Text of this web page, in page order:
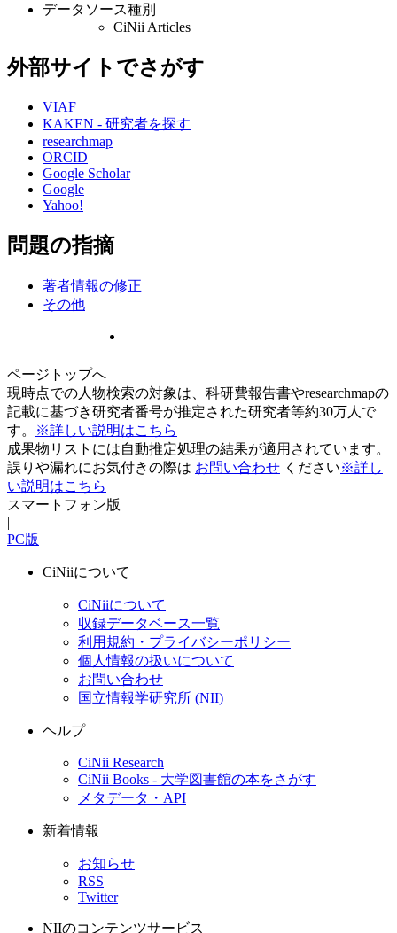
データソース種別
CiNii Articles
外部サイトでさがす
VIAF
KAKEN - 研究者を探す
researchmap
ORCID
Google Scholar
Google
Yahoo!
問題の指摘
著者情報の修正
その他
ページトップへ
現時点での人物検索の対象は、科研費報告書やresearchmapの
記載に基づき研究者番号が推定された研究者等約30万人で
す。
※詳しい説明はこちら
成果物リストには自動推定処理の結果が適用されています。
誤りや漏れにお気付きの際は お問い合わせ ください※詳し
い説明はこちら
スマートフォン版
|
PC版
CiNiiについて
CiNiiについて
収録データベース一覧
利用規約・プライバシーポリシー
個人情報の扱いについて
お問い合わせ
国立情報学研究所 (NII)
ヘルプ
CiNii Research
CiNii Books - 大学図書館の本をさがす
メタデータ・API
新着情報
お知らせ
RSS
Twitter
NIIのコンテンツサービス